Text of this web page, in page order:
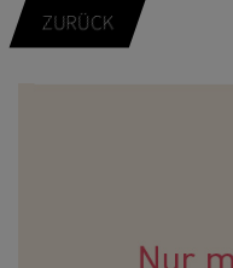
ZURÜCK